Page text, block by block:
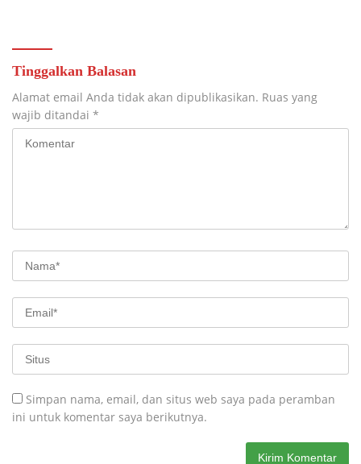
Tinggalkan Balasan
Alamat email Anda tidak akan dipublikasikan. Ruas yang
wajib ditandai *
Simpan nama, email, dan situs web saya pada peramban
ini untuk komentar saya berikutnya.